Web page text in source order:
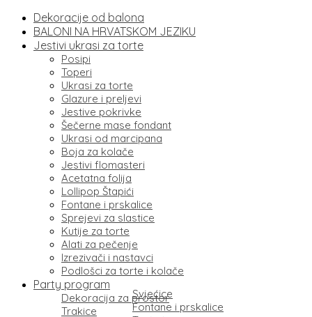
Dekoracije od balona
BALONI NA HRVATSKOM JEZIKU
Jestivi ukrasi za torte
Posipi
Toperi
Ukrasi za torte
Glazure i preljevi
Jestive pokrivke
Šečerne mase fondant
Ukrasi od marcipana
Boja za kolače
Jestivi flomasteri
Acetatna folija
Lollipop Štapići
Fontane i prskalice
Sprejevi za slastice
Kutije za torte
Alati za pečenje
Izrezivači i nastavci
Podlošci za torte i kolače
Party program
Dekoracija za prostor
Svjećice
Trakice
Fontane i prskalice